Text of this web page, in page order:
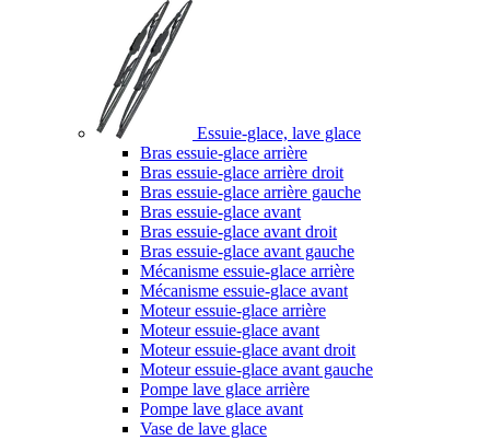
Essuie-glace, lave glace
Bras essuie-glace arrière
Bras essuie-glace arrière droit
Bras essuie-glace arrière gauche
Bras essuie-glace avant
Bras essuie-glace avant droit
Bras essuie-glace avant gauche
Mécanisme essuie-glace arrière
Mécanisme essuie-glace avant
Moteur essuie-glace arrière
Moteur essuie-glace avant
Moteur essuie-glace avant droit
Moteur essuie-glace avant gauche
Pompe lave glace arrière
Pompe lave glace avant
Vase de lave glace